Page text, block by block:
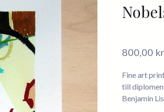
800,00 kr
Fine art
till
Benjamin